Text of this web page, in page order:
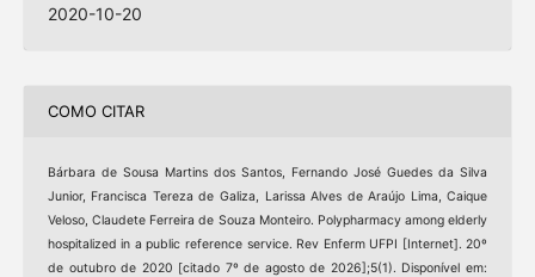
2020-10-20
COMO CITAR
Bárbara de Sousa Martins dos Santos, Fernando José Guedes da Silva
Junior, Francisca Tereza de Galiza, Larissa Alves de Araújo Lima, Caique
Veloso, Claudete Ferreira de Souza Monteiro. Polypharmacy among elderly
hospitalized in a public reference service. Rev Enferm UFPI [Internet]. 20º
de outubro de 2020 [citado 7º de agosto de 2026];5(1). Disponível em: